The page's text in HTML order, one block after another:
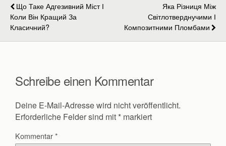
Що Таке Адгезивний Міст І
Коли Він Кращий За
Класичний?
Яка Різниця Між
Світлотверднучими І
Композитними Пломбами
Schreibe einen Kommentar
Deine E-Mail-Adresse wird nicht veröffentlicht.
Erforderliche Felder sind mit * markiert
Kommentar*